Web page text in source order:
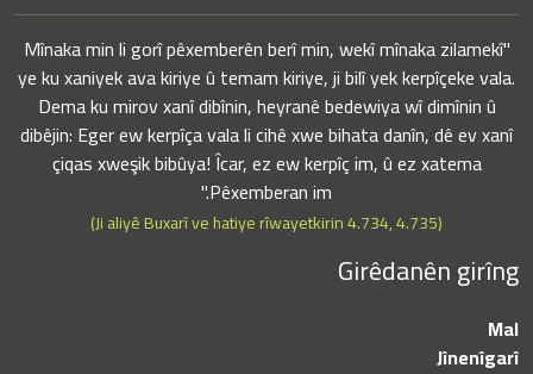
"Mînaka min li gorî pêxemberên berî min, wekî mînaka zilamekî
ye ku xaniyek ava kiriye û temam kiriye, ji bilî yek kerpîçeke vala.
Dema ku mirov xanî dibînin, heyranê bedewiya wî dimînin û
dibêjin: Eger ew kerpîça vala li cihê xwe bihata danîn, dê ev xanî
çiqas xweşik bibûya! Îcar, ez ew kerpîç im, û ez xatema
Pêxemberan im."
(Ji aliyê Buxarî ve hatiye rîwayetkirin 4.734, 4.735)
Girêdanên girîng
Mal
Jînenîgarî